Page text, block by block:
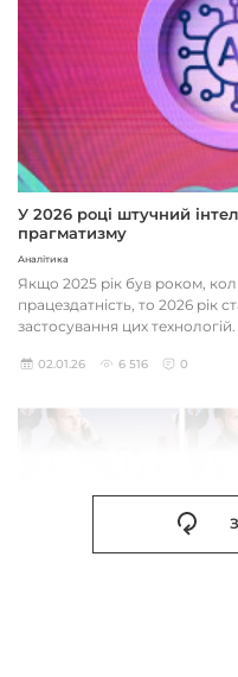
У 2026 році штучний
прагматизму
Аналітика
Якщо 2025 рік був роком,
працездатність, то 2026 рік
застосування цих
02.01.26 6 516 0